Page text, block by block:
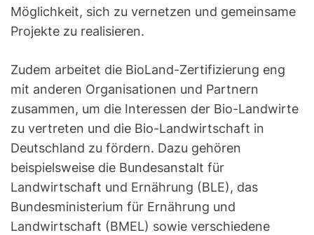
Möglichkeit, sich zu vernetzen und gemeinsame
Projekte zu realisieren.
Zudem arbeitet die BioLand-Zertifizierung eng
mit anderen Organisationen und Partnern
zusammen, um die Interessen der Bio-Landwirte
zu vertreten und die Bio-Landwirtschaft in
Deutschland zu fördern. Dazu gehören
beispielsweise die Bundesanstalt für
Landwirtschaft und Ernährung (BLE), das
Bundesministerium für Ernährung und
Landwirtschaft (BMEL) sowie verschiedene